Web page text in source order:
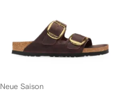
Neue Saison